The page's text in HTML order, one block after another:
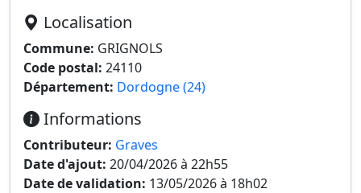
Localisation
Commune: GRIGNOLS
Code postal: 24110
Département: Dordogne (24)
Informations
Contributeur: Graves
Date d'ajout: 20/04/2026 à 22h55
Date de validation: 13/05/2026 à 18h02